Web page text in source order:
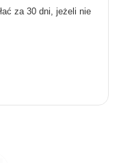
za 30 dni, jeżeli nie